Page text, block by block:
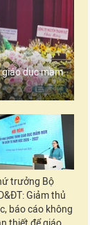
giáo dục mầm
trưởng Bộ
Giảm thủ
báo cáo không